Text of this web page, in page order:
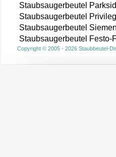
Staubsaugerbeutel
Staubsaugerbeutel Privileg
Staubsaugerbeutel
Staubsaugerbeutel Festo-
Copyright © 2005 - 2026 Staubbeutel-